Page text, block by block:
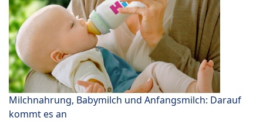
Milchnahrung, Babymilch und Anfangsmilch: Darauf
kommt es an